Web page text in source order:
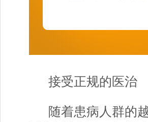
接受正规的医治
随着患病人群的越